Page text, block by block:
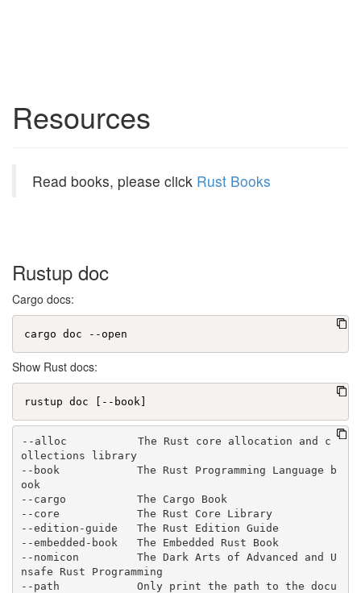
Resources
Read books, please click Rust Books
Rustup doc
Cargo docs:
Show Rust docs:
--alloc           The Rust core allocation and c
ollections library
--book            The Rust Programming Language b
ook
--cargo           The Cargo Book
--core            The Rust Core Library
--edition-guide   The Rust Edition Guide
--embedded-book   The Embedded Rust Book
--nomicon         The Dark Arts of Advanced and U
nsafe Rust Programming
--path            Only print the path to the docu